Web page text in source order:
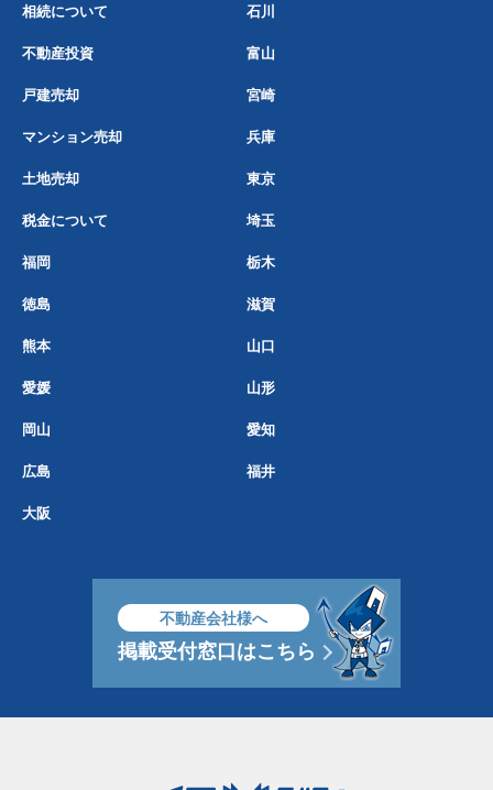
相続について 石川
不動産投資 富山
戸建売却 宮崎
マンション売却 兵庫
土地売却 東京
税金について 埼玉
福岡 栃木
徳島 滋賀
熊本 山口
愛媛 山形
岡山 愛知
広島 福井
大阪
不動産会社様へ
掲載受付窓口はこちら